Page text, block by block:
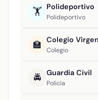
🏋️ Polideportivo
Polideportivo
🏫 Colegio
Colegio
🚔 Guardia Civil
Policía